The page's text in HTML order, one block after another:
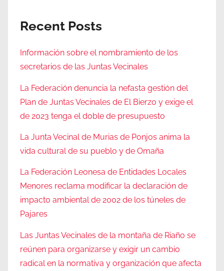
Recent Posts
Información sobre el nombramiento de los
secretarios de las Juntas Vecinales
La Federación denuncia la nefasta gestión del
Plan de Juntas Vecinales de El Bierzo y exige el
de 2023 tenga el doble de presupuesto
La Junta Vecinal de Murias de Ponjos anima la
vida cultural de su pueblo y de Omaña
La Federación Leonesa de Entidades Locales
Menores reclama modificar la declaración de
impacto ambiental de 2002 de los túneles de
Pajares
Las Juntas Vecinales de la montaña de Riaño se
reúnen para organizarse y exigir un cambio
radical en la normativa y organización que afecta